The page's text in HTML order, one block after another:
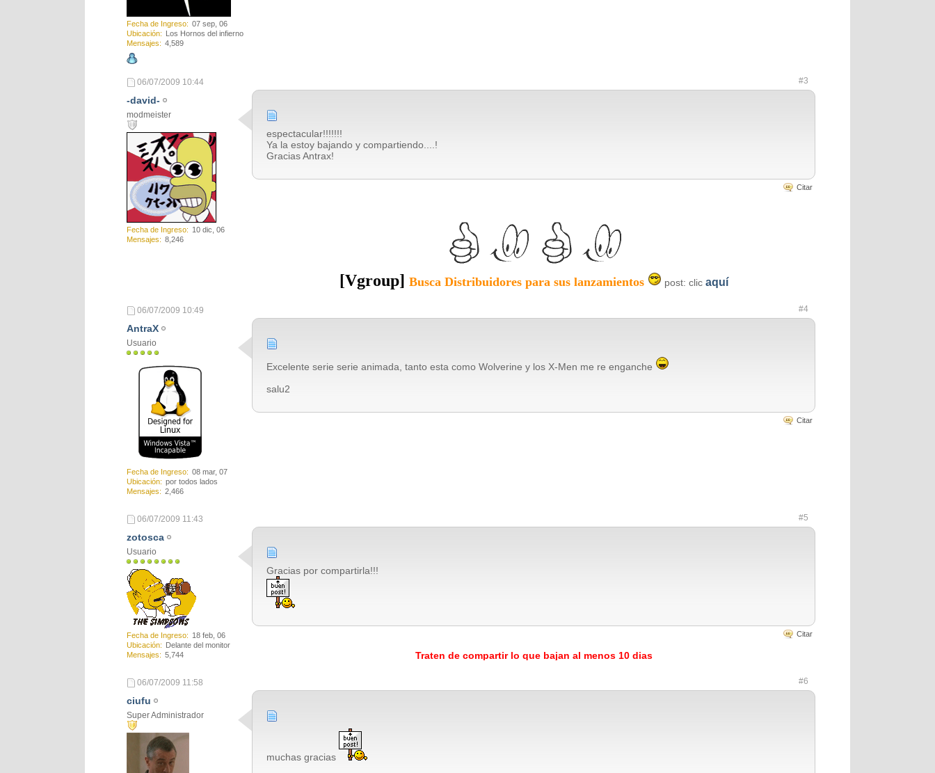
Fecha de Ingreso
07 sep, 06
Ubicación
Los Hornos del infierno
Mensajes
4,589
06/07/2009 10:44 #3
-david-
modmeister
Fecha de Ingreso
10 dic, 06
Mensajes
8,246
espectacular!!!!!!!
Ya la estoy bajando y compartiendo....!
Gracias Antrax!
Citar
[Vgroup] Busca Distribuidores para sus lanzamientos post: clic aquí
06/07/2009 10:49 #4
AntraX
Usuario
Fecha de Ingreso
08 mar, 07
Ubicación
por todos lados
Mensajes
2,466
Excelente serie serie animada, tanto esta como Wolverine y los X-Men me re enganche
salu2
Citar
06/07/2009 11:43 #5
zotosca
Usuario
Fecha de Ingreso
18 feb, 06
Ubicación
Delante del monitor
Mensajes
5,744
Gracias por compartirla!!!
Citar
Traten de compartir lo que bajan al menos 10 dias
06/07/2009 11:58 #6
ciufu
Super Administrador
muchas gracias